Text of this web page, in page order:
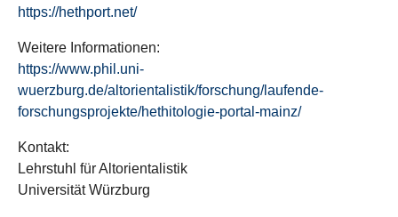
https://hethport.net/
Weitere Informationen:
https://www.phil.uni-
wuerzburg.de/altorientalistik/forschung/laufende-
forschungsprojekte/hethitologie-portal-mainz/
Kontakt:
Lehrstuhl für Altorientalistik
Universität Würzburg